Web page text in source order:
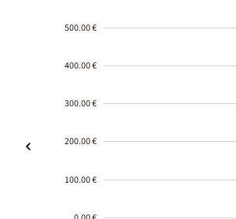
500.00 €
400.00 €
300.00 €
200.00 €
100.00 €